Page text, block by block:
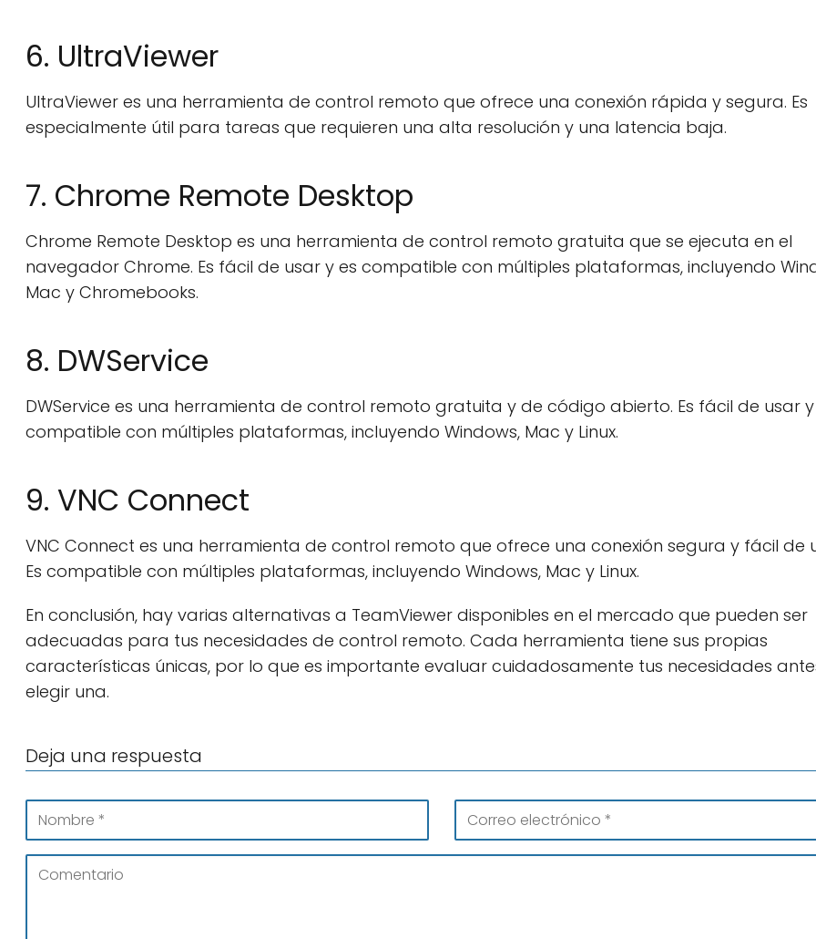
6. UltraViewer
UltraViewer es una herramienta de control remoto que ofrece una conexión rápida y segura. Es
especialmente útil para tareas que requieren una alta resolución y una latencia baja.
7. Chrome Remote Desktop
Chrome Remote Desktop es una herramienta de control remoto gratuita que se ejecuta en el
navegador Chrome. Es fácil de usar y es compatible con múltiples plataformas, incluyendo
Mac y Chromebooks.
8. DWService
DWService es una herramienta de control remoto gratuita y de código abierto. Es fácil de usar y
compatible con múltiples plataformas, incluyendo Windows, Mac y Linux.
9. VNC Connect
VNC Connect es una herramienta de control remoto que ofrece una conexión segura y fácil de
Es compatible con múltiples plataformas, incluyendo Windows, Mac y Linux.
En conclusión, hay varias alternativas a TeamViewer disponibles en el mercado que pueden ser
adecuadas para tus necesidades de control remoto. Cada herramienta tiene sus propias
características únicas, por lo que es importante evaluar cuidadosamente tus necesidades
elegir una.
Deja una respuesta